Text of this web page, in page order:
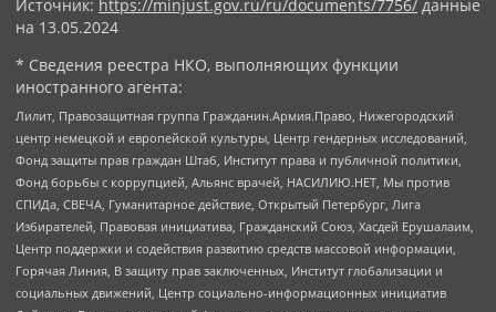
Источник: https://minjust.gov.ru/ru/documents/7756/ данные
на 13.05.2024
* Сведения реестра НКО, выполняющих функции
иностранного агента:
Лилит, Правозащитная группа Гражданин.Армия.Право, Нижегородский
центр немецкой и европейской культуры, Центр гендерных исследований,
Фонд защиты прав граждан Штаб, Институт права и публичной политики,
Фонд борьбы с коррупцией, Альянс врачей, НАСИЛИЮ.НЕТ, Мы против
СПИДа, СВЕЧА, Гуманитарное действие, Открытый Петербург, Лига
Избирателей, Правовая инициатива, Гражданский Союз, Хасдей Ерушалаим,
Центр поддержки и содействия развитию средств массовой информации,
Горячая Линия, В защиту прав заключенных, Институт глобализации и
социальных движений, Центр социально-информационных инициатив